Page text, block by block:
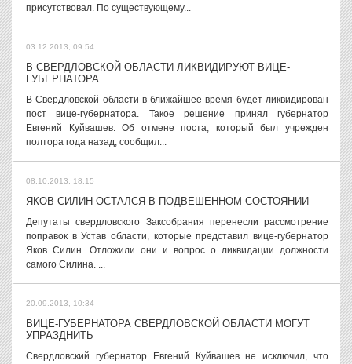
присутствовал. По существующему...
03.12.2013, 09:54
В СВЕРДЛОВСКОЙ ОБЛАСТИ ЛИКВИДИРУЮТ ВИЦЕ-
ГУБЕРНАТОРА
В Свердловской области в ближайшее время будет ликвидирован
пост вице-губернатора. Такое решение принял губернатор
Евгений Куйвашев. Об отмене поста, который был учрежден
полтора года назад, сообщил...
08.10.2013, 18:15
ЯКОВ СИЛИН ОСТАЛСЯ В ПОДВЕШЕННОМ СОСТОЯНИИ
Депутаты свердловского Заксобрания перенесли рассмотрение
поправок в Устав области, которые представил вице-губернатор
Яков Силин. Отложили они и вопрос о ликвидации должности
самого Силина. ...
20.09.2013, 10:34
ВИЦЕ-ГУБЕРНАТОРА СВЕРДЛОВСКОЙ ОБЛАСТИ МОГУТ
УПРАЗДНИТЬ
Свердловский губернатор Евгений Куйвашев не исключил, что